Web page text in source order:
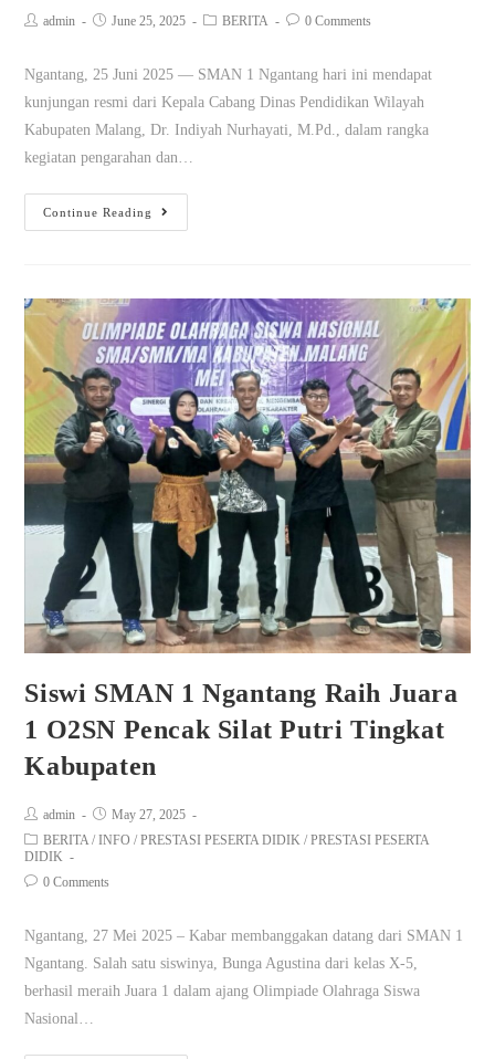
admin June 25, 2025 BERITA 0 Comments
Ngantang, 25 Juni 2025 — SMAN 1 Ngantang hari ini mendapat
kunjungan resmi dari Kepala Cabang Dinas Pendidikan Wilayah
Kabupaten Malang, Dr. Indiyah Nurhayati, M.Pd., dalam rangka
kegiatan pengarahan dan…
Continue Reading
Siswi SMAN 1 Ngantang Raih Juara
1 O2SN Pencak Silat Putri Tingkat
Kabupaten
admin
May 27, 2025
BERITA / INFO / PRESTASI PESERTA DIDIK / PRESTASI PESERTA
DIDIK
0 Comments
Ngantang, 27 Mei 2025 – Kabar membanggakan datang dari SMAN 1
Ngantang. Salah satu siswinya, Bunga Agustina dari kelas X-5,
berhasil meraih Juara 1 dalam ajang Olimpiade Olahraga Siswa
Nasional…